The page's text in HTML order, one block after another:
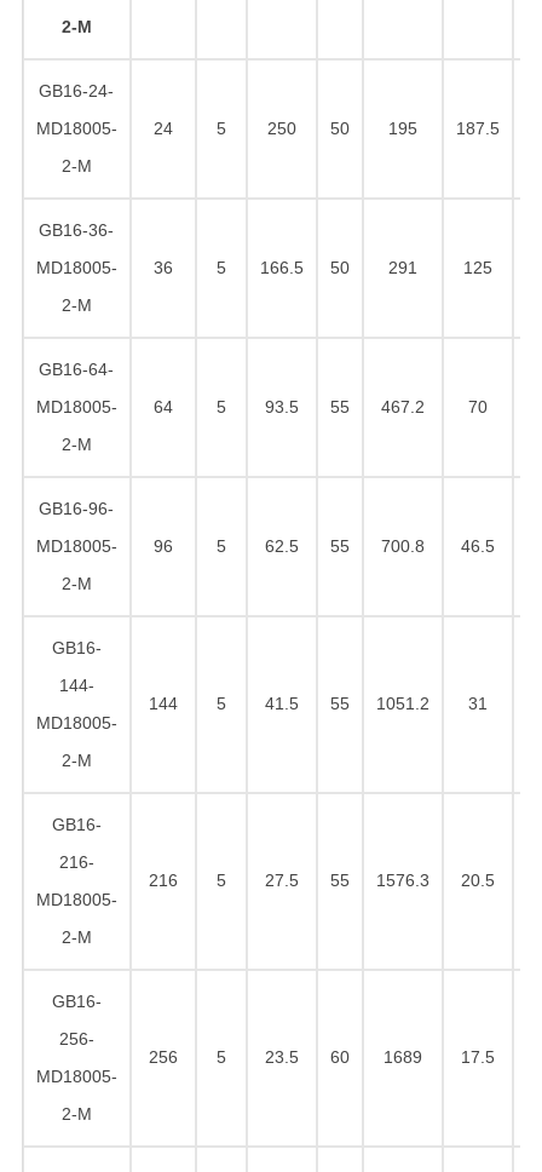
2-M
GB16-24-
MD18005-
2-M
24 5 250 50 195 187.5
GB16-36-
MD18005-
2-M
36 5 166.5 50 291 125
GB16-64-
MD18005-
2-M
64 5 93.5 55 467.2 70
GB16-96-
MD18005-
2-M
96 5 62.5 55 700.8 46.5
GB16-
144-
MD18005-
2-M
144 5 41.5 55 1051.2 31
GB16-
216-
MD18005-
2-M
216 5 27.5 55 1576.3 20.5
GB16-
256-
MD18005-
2-M
256 5 23.5 60 1689 17.5